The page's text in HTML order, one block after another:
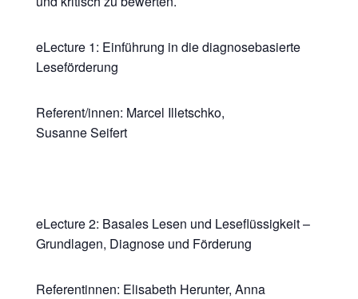
​eLecture 1: Einführung in die diagnosebasierte
Leseförderung
​Referent/innen: Marcel Illetschko,
Susanne Seifert
​eLecture 2: Basales Lesen und Leseflüssigkeit –
Grundlagen, Diagnose und Förderung
​Referentinnen: Elisabeth Herunter, Anna